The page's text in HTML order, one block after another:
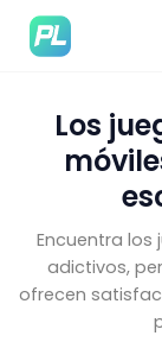
Los
Encuentra
adictivos,
ofrecen